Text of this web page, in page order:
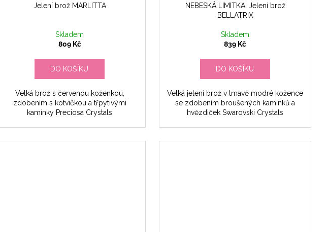
Jelení brož MARLITTA
Skladem
809 Kč
DO KOŠÍKU
Velká brož s červenou koženkou,
zdobením s kotvičkou a třpytivými
kamínky Preciosa Crystals
NEBESKÁ LIMITKA! Jelení brož
BELLATRIX
Skladem
839 Kč
DO KOŠÍKU
Velká jelení brož v tmavě modré kožence
se zdobením broušených kamínků a
hvězdiček Swarovski Crystals